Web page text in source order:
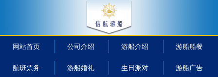
网站首页 公司介绍 游船介绍 游船船餐
航班票务 游船婚礼 生日派对 游船广告